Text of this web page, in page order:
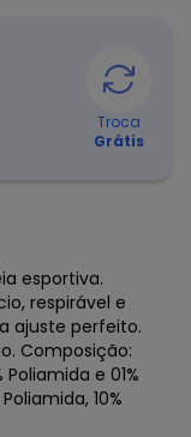
Troca
Grátis
esportiva.
respirável e
ajuste perfeito.
Composição:
e 01%
10%